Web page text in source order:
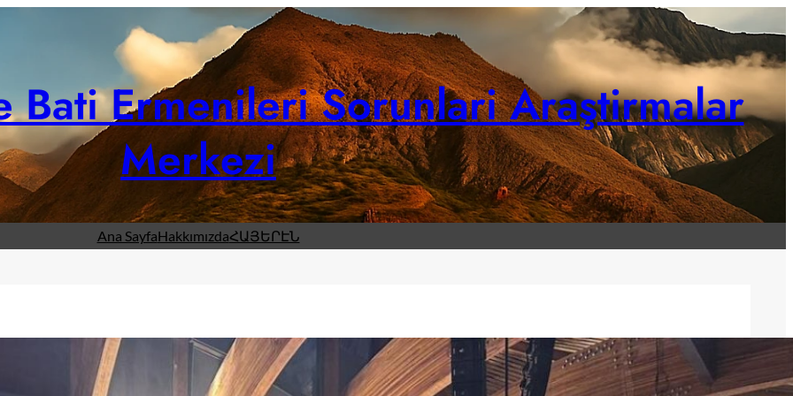
Bati Ermenileri Sorunlari Araştirmalar
Merkezi
Ana SayfaHakkımızdaՀԱՅԵՐԷՆ
Hoş Geldiniz